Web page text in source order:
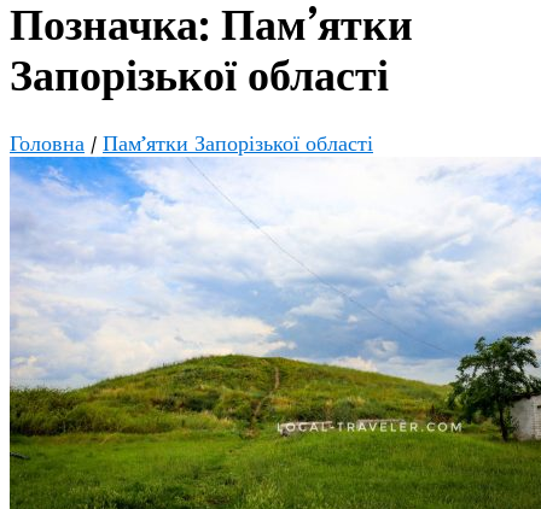
Позначка: Пам’ятки
Запорізької області
Головна / Пам’ятки Запорізької області